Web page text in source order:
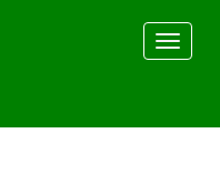
Toggle